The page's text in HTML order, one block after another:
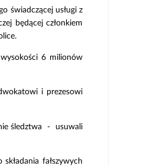
świadczącej usługi z
będącej członkiem
6 milionów
i prezesowi
śledztwa - usuwali
fałszywych